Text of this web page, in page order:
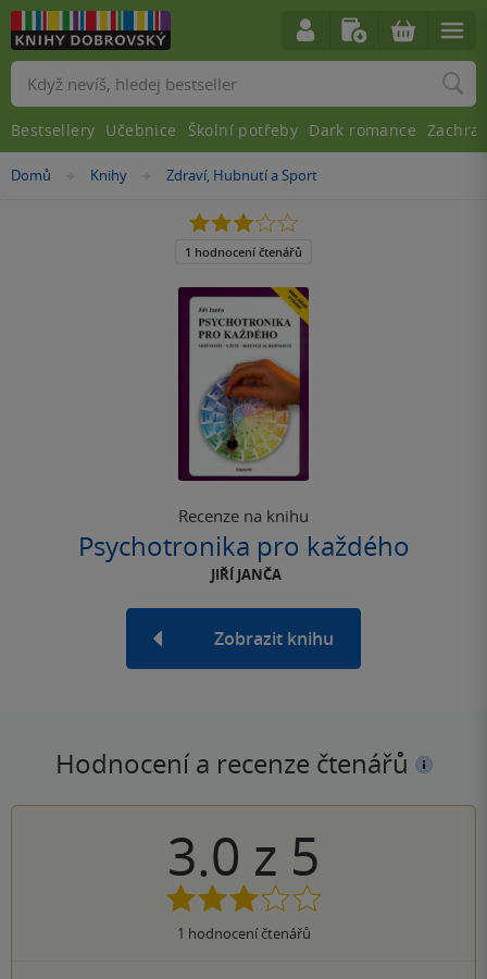
Nacházíte
Domů »
Knihy »
Zdraví, Hubnutí a Sport
Recenze na knihu
Psychotronika pro každého
JIŘÍ JANČA
Zobrazit knihu
3.0
z
5
1 hodnocení čtenářů
Hodnocení a recenze čtenářů
3.0 z 5
1 hodnocení čtenářů
Vyhledávání
Bestsellery Učebnice Školní potřeby Dark romance